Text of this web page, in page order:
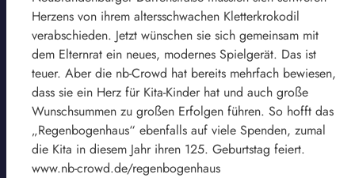
Herzens von ihrem altersschwachen Kletterkrokodil
verabschieden. Jetzt wünschen sie sich gemeinsam mit
dem Elternrat ein neues, modernes Spielgerät. Das ist
teuer. Aber die nb-Crowd hat bereits mehrfach bewiesen,
dass sie ein Herz für Kita-Kinder hat und auch große
Wunschsummen zu großen Erfolgen führen. So hofft das
„Regenbogenhaus“ ebenfalls auf viele Spenden, zumal
die Kita in diesem Jahr ihren 125. Geburtstag feiert.
www.nb-crowd.de/regenbogenhaus